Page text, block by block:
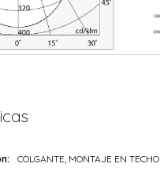
COLGANTE, MONTAJE EN TECHO